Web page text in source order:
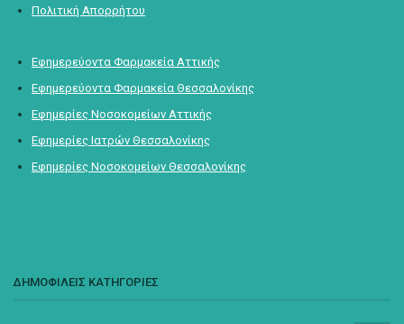
Πολιτική Απορρήτου
Εφημερεύοντα Φαρμακεία Αττικής
Εφημερεύοντα Φαρμακεία Θεσσαλονίκης
Εφημερίες Νοσοκομείων Αττικής
Εφημερίες Ιατρών Θεσσαλονίκης
Εφημερίες Νοσοκομείων Θεσσαλονίκης
ΔΗΜΟΦΙΛΕΙΣ ΚΑΤΗΓΟΡΙΕΣ